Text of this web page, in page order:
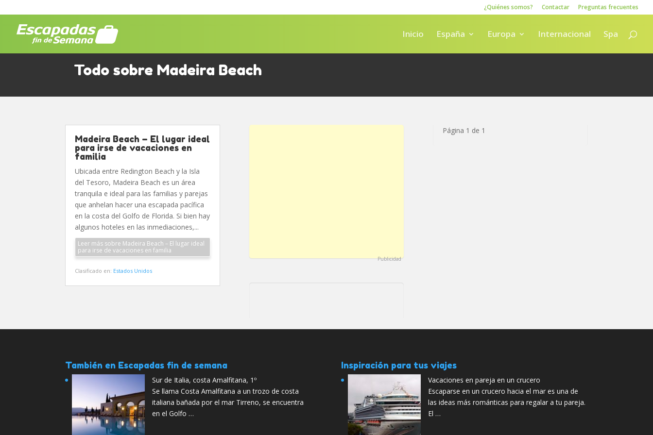
¿Quiénes somos? Contactar Preguntas frecuentes
Inicio España Europa Internacional Spa
Todo sobre Madeira Beach
Madeira Beach – El lugar ideal
para irse de vacaciones en
familia
Ubicada entre Redington Beach y la Isla
del Tesoro, Madeira Beach es un área
tranquila e ideal para las familias y parejas
que anhelan hacer una escapada pacífica
en la costa del Golfo de Florida. Si bien hay
algunos hoteles en las inmediaciones,...
Leer más sobre Madeira Beach – El lugar ideal
para irse de vacaciones en familia
Clasificado en: Estados Unidos
Publicidad
Página 1 de 1
También en Escapadas fin de semana
Sur de Italia, costa Amalfitana, 1º
Se llama Costa Amalfitana a un trozo de costa
italiana bañada por el mar Tirreno, se encuentra
en el Golfo …
Inspiración para tus viajes
Vacaciones en pareja en un crucero
Escaparse en un crucero hacia el mar es una de
las ideas más románticas para regalar a tu pareja.
El …